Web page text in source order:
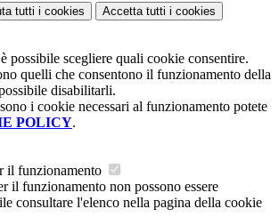
tutti i cookies Accetta tutti i cookies
possibile scegliere quali cookie consentire.
quelli che consentono il funzionamento della
disabilitarli.
i cookie necessari al funzionamento potete
POLICY.
il funzionamento
il funzionamento non possono essere
consultare l'elenco nella pagina della cookie